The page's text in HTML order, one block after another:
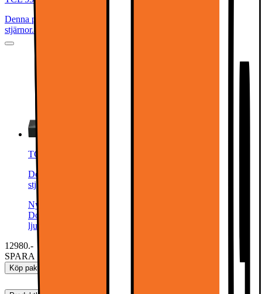
Denna produkt har blivit bedömd som 4.6 av 5 möjliga
stjärnor.4.6
TCL Soundbar Q65H
Denna produkt har blivit bedömd som 4.4 av 5 möjliga
stjärnor.
Nya TCL Q65H soundbar är en 5.1 kanal RAY· DANZ
Dolby Atmos soundbar med 580W maximal
ljudeffekt.Förbättra ditt hemmabioljud med RAY· DANZ.
12980.-
SPARA 1000
Köp paket